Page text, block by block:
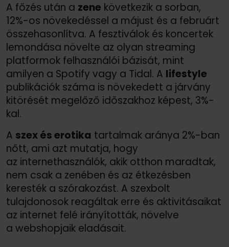
A főzés után a zene következik a sorban,
12%-os növekedéssel a májust és a februárt
összehasonlítva. A fesztiválok és koncertek
lemondása növelte az olyan streaming
platformok felhasználói bázisát, mint
amilyen a Spotify vagy a Tidal. A lifestyle
publikációk száma is növekedett a járvány
kitörését megelőző időszakhoz képest, 3%-
kal.
A szex és erotika tartalmak aránya 2%-ban
nőtt, ami azt mutatja, hogy
az internethasználók, akik otthon maradtak,
nem csak a zenében és az étkezésben
keresték a szórakozást. A szexbolt
tulajdonosok reagáltak erre és aktivitásaikat
az internet felé irányították, növelve
a webshopjaik eladásait.